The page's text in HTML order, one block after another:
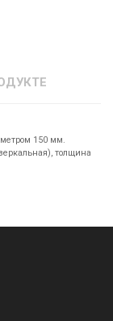
150 мм.
толщина